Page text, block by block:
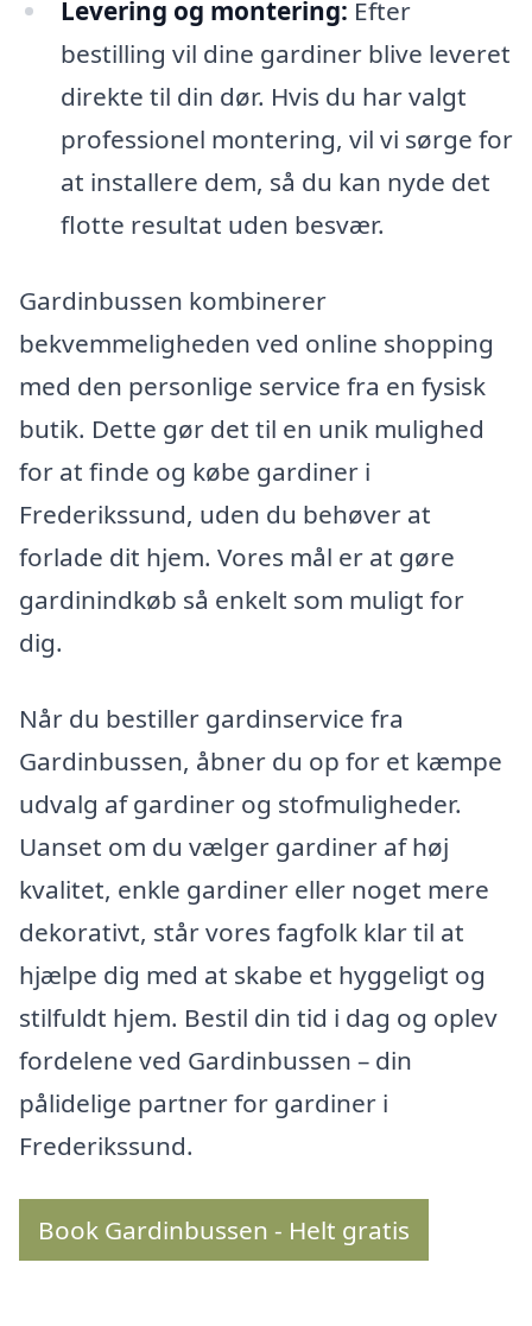
Levering og montering: Efter
bestilling vil dine gardiner blive leveret
direkte til din dør. Hvis du har valgt
professionel montering, vil vi sørge for
at installere dem, så du kan nyde det
flotte resultat uden besvær.
Gardinbussen kombinerer
bekvemmeligheden ved online shopping
med den personlige service fra en fysisk
butik. Dette gør det til en unik mulighed
for at finde og købe gardiner i
Frederikssund, uden du behøver at
forlade dit hjem. Vores mål er at gøre
gardinindkøb så enkelt som muligt for
dig.
Når du bestiller gardinservice fra
Gardinbussen, åbner du op for et kæmpe
udvalg af gardiner og stofmuligheder.
Uanset om du vælger gardiner af høj
kvalitet, enkle gardiner eller noget mere
dekorativt, står vores fagfolk klar til at
hjælpe dig med at skabe et hyggeligt og
stilfuldt hjem. Bestil din tid i dag og oplev
fordelene ved Gardinbussen – din
pålidelige partner for gardiner i
Frederikssund.
Book Gardinbussen - Helt gratis